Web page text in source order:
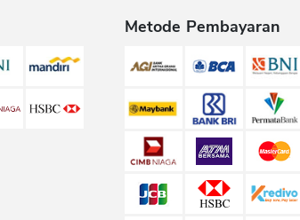
Metode Pembayaran